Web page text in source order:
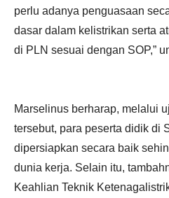
perlu adanya penguasaan
dasar dalam kelistrikan serta
di PLN sesuai dengan SOP,”
Marselinus berharap, melalui
tersebut, para peserta didik di
dipersiapkan secara baik
dunia kerja. Selain itu,
Keahlian Teknik